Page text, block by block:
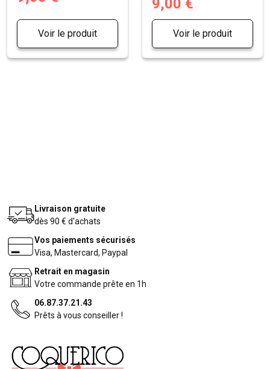
Voir le produit
9,00 €
Voir le produit
Livraison gratuite
dès 90 € d'achats
Vos paiements sécurisés
Visa, Mastercard, Paypal
Retrait en magasin
Votre commande prête en 1h
06.87.37.21.43
Prêts à vous conseiller !